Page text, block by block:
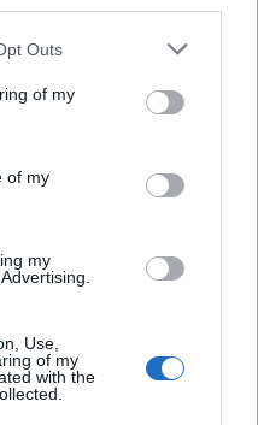
uses one or more Google
You may click to
its third-party tags to
purposes in below Google
Outs
of my
of my
my
Use,
of my
with the